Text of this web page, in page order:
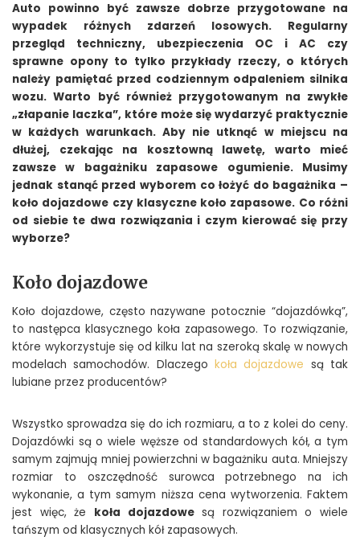
Auto powinno być zawsze dobrze przygotowane na
wypadek różnych zdarzeń losowych. Regularny
przegląd techniczny, ubezpieczenia OC i AC czy
sprawne opony to tylko przykłady rzeczy, o których
należy pamiętać przed codziennym odpaleniem silnika
wozu. Warto być również przygotowanym na zwykłe
„złapanie laczka”, które może się wydarzyć praktycznie
w każdych warunkach. Aby nie utknąć w miejscu na
dłużej, czekając na kosztowną lawetę, warto mieć
zawsze w bagażniku zapasowe ogumienie. Musimy
jednak stanąć przed wyborem co łożyć do bagażnika –
koło dojazdowe czy klasyczne koło zapasowe. Co różni
od siebie te dwa rozwiązania i czym kierować się przy
wyborze?
Koło dojazdowe
Koło dojazdowe, często nazywane potocznie “dojazdówką”,
to następca klasycznego koła zapasowego. To rozwiązanie,
które wykorzystuje się od kilku lat na szeroką skalę w nowych
modelach samochodów. Dlaczego koła dojazdowe są tak
lubiane przez producentów?
Wszystko sprowadza się do ich rozmiaru, a to z kolei do ceny.
Dojazdówki są o wiele węższe od standardowych kół, a tym
samym zajmują mniej powierzchni w bagażniku auta. Mniejszy
rozmiar to oszczędność surowca potrzebnego na ich
wykonanie, a tym samym niższa cena wytworzenia. Faktem
jest więc, że koła dojazdowesą rozwiązaniem o wiele
tańszym od klasycznych kół zapasowych.